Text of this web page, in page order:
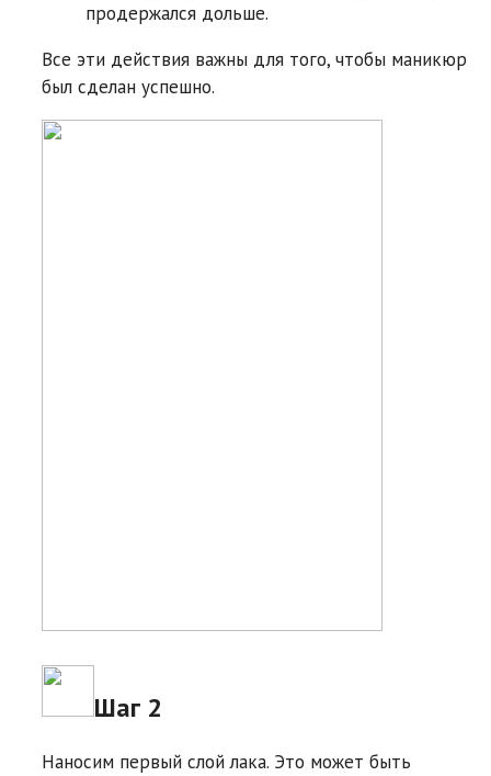
продержался дольше.
Все эти действия важны для того, чтобы маникюр
был сделан успешно.
Шаг 2
Наносим первый слой лака. Это может быть